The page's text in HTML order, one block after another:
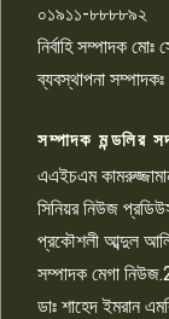
৯
১০
০১৯১১-৮৮৮৮৯২
নির্বাহি সম্পাদক মোঃ
ব্যবস্থাপনা
সম্পাদক মন্ডলির
এএইচএম
সিনিয়র নিউজ
প্রকৌশলী আব্দুল
সম্পাদক মেগা
ডাঃ শাহেদ ইমরান